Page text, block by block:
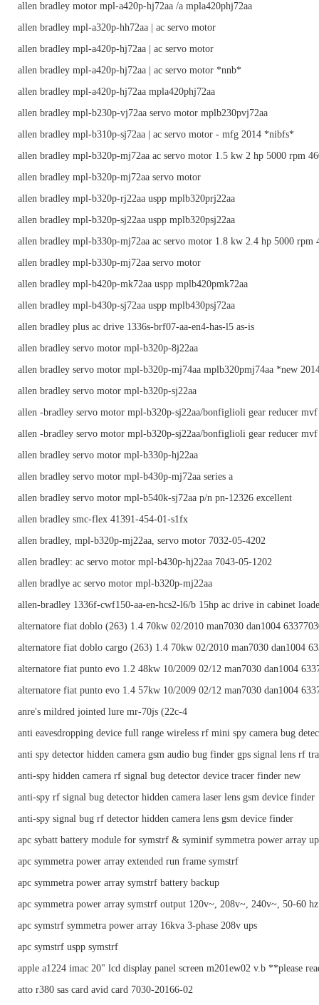
allen bradley motor mpl-a420p-hj72aa /a mpla420phj72aa
allen bradley mpl-a320p-hh72aa | ac servo motor
allen bradley mpl-a420p-hj72aa | ac servo motor
allen bradley mpl-a420p-hj72aa | ac servo motor *nnb*
allen bradley mpl-a420p-hj72aa mpla420phj72aa
allen bradley mpl-b230p-vj72aa servo motor mplb230pvj72aa
allen bradley mpl-b310p-sj72aa | ac servo motor - mfg 2014 *nibfs*
allen bradley mpl-b320p-mj72aa ac servo motor 1.5 kw 2 hp 5000 rpm
allen bradley mpl-b320p-mj72aa servo motor
allen bradley mpl-b320p-rj22aa uspp mplb320prj22aa
allen bradley mpl-b320p-sj22aa uspp mplb320psj22aa
allen bradley mpl-b330p-mj72aa ac servo motor 1.8 kw 2.4 hp 5000 rpm
allen bradley mpl-b330p-mj72aa servo motor
allen bradley mpl-b420p-mk72aa uspp mplb420pmk72aa
allen bradley mpl-b430p-sj72aa uspp mplb430psj72aa
allen bradley plus ac drive 1336s-brf07-aa-en4-has-l5 as-is
allen bradley servo motor mpl-b320p-8j22aa
allen bradley servo motor mpl-b320p-mj74aa mplb320pmj74aa *new
allen bradley servo motor mpl-b320p-sj22aa
allen -bradley servo motor mpl-b320p-sj22aa/bonfiglioli gear reducer
allen -bradley servo motor mpl-b320p-sj22aa/bonfiglioli gear reducer
allen bradley servo motor mpl-b330p-hj22aa
allen bradley servo motor mpl-b430p-mj72aa series a
allen bradley servo motor mpl-b540k-sj72aa p/n pn-12326 excellent
allen bradley smc-flex 41391-454-01-s1fx
allen bradley, mpl-b320p-mj22aa, servo motor 7032-05-4202
allen bradley: ac servo motor mpl-b430p-hj22aa 7043-05-1202
allen bradlye ac servo motor mpl-b320p-mj22aa
allen-bradley 1336f-cwf150-aa-en-hcs2-l6/b 15hp ac drive in cabinet
alternatore fiat doblo (263) 1.4 70kw 02/2010 man7030 dan1004
alternatore fiat doblo cargo (263) 1.4 70kw 02/2010 man7030 dan1004
alternatore fiat punto evo 1.2 48kw 10/2009 02/12 man7030 dan1004
alternatore fiat punto evo 1.4 57kw 10/2009 02/12 man7030 dan1004
anre's mildred jointed lure mr-70js (22c-4
anti eavesdropping device full range wireless rf mini spy camera bug
anti spy detector hidden camera gsm audio bug finder gps signal lens rf
anti-spy hidden camera rf signal bug detector device tracer finder new
anti-spy rf signal bug detector hidden camera laser lens gsm device finder
anti-spy signal bug rf detector hidden camera lens gsm device finder
apc sybatt battery module for symstrf & syminif symmetra power array
apc symmetra power array extended run frame symstrf
apc symmetra power array symstrf battery backup
apc symmetra power array symstrf output 120v~, 208v~, 240v~, 50-60 hz
apc symstrf symmetra power array 16kva 3-phase 208v ups
apc symstrf uspp symstrf
apple a1224 imac 20" lcd display panel screen m201ew02 v.b **please
atto r380 sas card avid card 7030-20166-02